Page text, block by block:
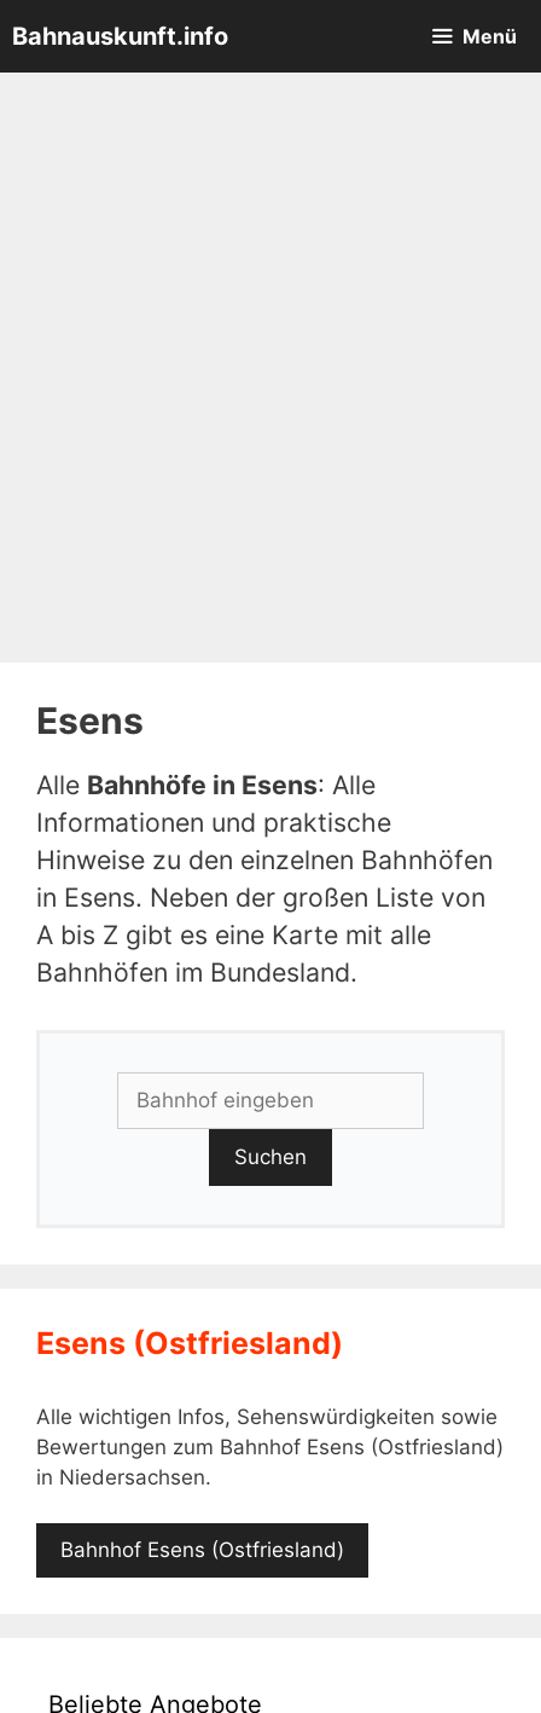
Inhalt
springen
Bahnauskunft.info Menü
Esens
Alle Bahnhöfe in Esens: Alle
Informationen und praktische
Hinweise zu den einzelnen Bahnhöfen
in Esens. Neben der großen Liste von
A bis Z gibt es eine Karte mit alle
Bahnhöfen im Bundesland.
Suchen
Esens (Ostfriesland)
Alle wichtigen Infos, Sehenswürdigkeiten sowie
Bewertungen zum Bahnhof Esens (Ostfriesland)
in Niedersachsen.
Bahnhof Esens (Ostfriesland)
Beliebte Angebote